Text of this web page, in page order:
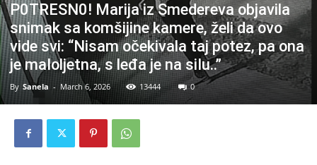
P0TRESN0! Marija iz Smedereva objavila
snimak sa komšijine kamere, želi da ovo
vide svi: “Nisam očekivala taj potez, pa ona
je maIoljetna, s leđa je na siIu..”
By Sanela - March 6, 2026 13444 0